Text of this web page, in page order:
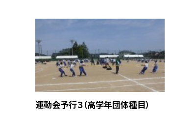
運動会予行３（高学年団体種目）